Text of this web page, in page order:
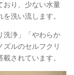
おり、少ない水量
洗い流します。
洗浄」「やわらか
ルのセルフクリ
されています。